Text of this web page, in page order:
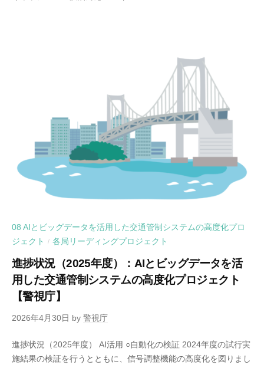
08 AIとビッグデータを活用した交通管制システムの高度化プロ
ジェクト
/ 各局リーディングプロジェクト
進捗状況（2025年度）：AIとビッグデータを活
用した交通管制システムの高度化プロジェクト
【警視庁】
2026年4月30日 by 警視庁
進捗状況（2025年度） AI活用 ○自動化の検証 2024年度の試行実
施結果の検証を行うとともに、信号調整機能の高度化を図りまし